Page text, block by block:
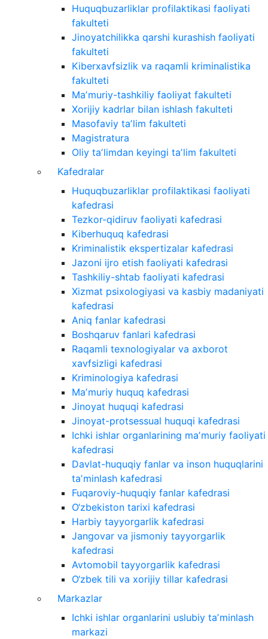
Huquqbuzarliklar profilaktikasi faoliyati
fakulteti
Jinoyatchilikka qarshi kurashish faoliyati
fakulteti
Kiberxavfsizlik va raqamli kriminalistika
fakulteti
Maʼmuriy-tashkiliy faoliyat fakulteti
Xorijiy kadrlar bilan ishlash fakulteti
Masofaviy taʼlim fakulteti
Magistratura
Oliy taʼlimdan keyingi taʼlim fakulteti
Kafedralar
Huquqbuzarliklar profilaktikasi faoliyati
kafedrasi
Tezkor-qidiruv faoliyati kafedrasi
Kiberhuquq kafedrasi
Kriminalistik ekspertizalar kafedrasi
Jazoni ijro etish faoliyati kafedrasi
Tashkiliy-shtab faoliyati kafedrasi
Xizmat psixologiyasi va kasbiy madaniyati
kafedrasi
Aniq fanlar kafedrasi
Boshqaruv fanlari kafedrasi
Raqamli texnologiyalar va axborot
xavfsizligi kafedrasi
Kriminologiya kafedrasi
Maʼmuriy huquq kafedrasi
Jinoyat huquqi kafedrasi
Jinoyat-protsessual huquqi kafedrasi
Ichki ishlar organlarining maʼmuriy faoliyati
kafedrasi
Davlat-huquqiy fanlar va inson huquqlarini
taʼminlash kafedrasi
Fuqaroviy-huquqiy fanlar kafedrasi
O‘zbekiston tarixi kafedrasi
Harbiy tayyorgarlik kafedrasi
Jangovar va jismoniy tayyorgarlik
kafedrasi
Avtomobil tayyorgarlik kafedrasi
O‘zbek tili va xorijiy tillar kafedrasi
Markazlar
Ichki ishlar organlarini uslubiy taʼminlash
markazi